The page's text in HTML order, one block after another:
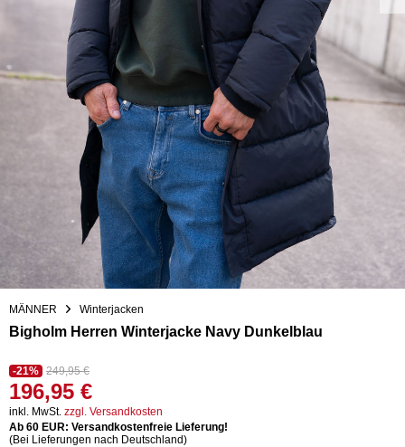
MÄNNER Winterjacken
Bigholm Herren Winterjacke Navy Dunkelblau
-21% 249,95 €
196,95 €
inkl. MwSt. zzgl. Versandkosten
Ab 60 EUR: Versandkostenfreie Lieferung!
(Bei Lieferungen nach Deutschland)